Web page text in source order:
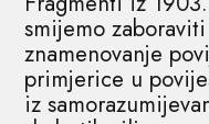
smijemo
znamenovanje
primjerice u
iz